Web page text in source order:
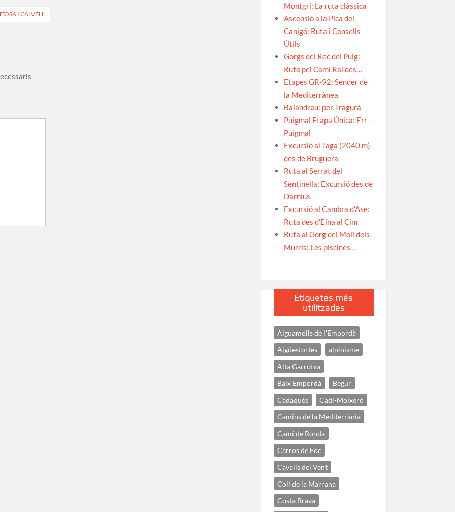
I CALVELL
Montgrí: La ruta clàssica
Ascensió a la Pica del
Canigó: Ruta i Consells
Útils
Gorgs del Rec del Puig:
Ruta pel Camí Ral des…
Etapes GR-92: Sender de
la Mediterrànea
Balandrau: per Tragurà
Puigmal Etapa Única: Err –
Puigmal
Excursió al Taga (2040 m)
des de Bruguera
Ruta al Serrat del
Sentinella: Excursió des de
Darnius
Excursió al Cambra d’Ase:
Ruta des d’Eina al Cim
Ruta al Gorg del Molí dels
Murris: Les piscines…
Etiquetes més
utilitzades
Aiguamolls de l'Empordà
Aigüestortes
alpinisme
Alta Garrotxa
Baix Empordà
Begur
Cadaqués
Cadí-Moixeró
Camins de la Mediterrània
Camí de Ronda
Carros de Foc
Cavalls del Vent
Coll de la Marrana
Costa Brava